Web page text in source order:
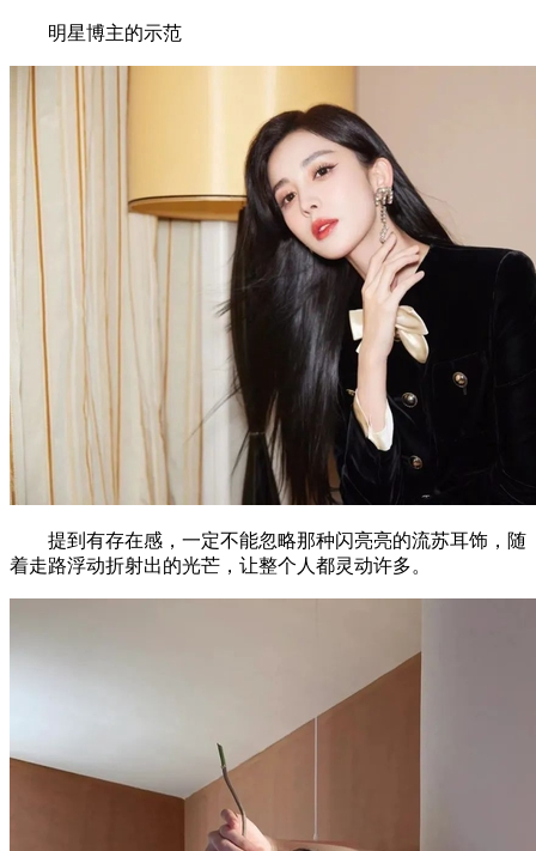
明星博主的示范
提到有存在感，一定不能忽略那种闪亮亮的流苏耳饰，随
着走路浮动折射出的光芒，让整个人都灵动许多。